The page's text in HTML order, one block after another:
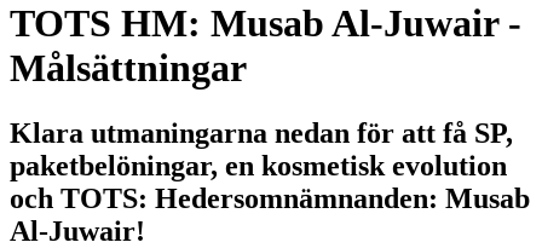
TOTS HM: Musab Al-Juwair -
Målsättningar
Klara utmaningarna nedan för att få SP,
paketbelöningar, en kosmetisk evolution
och TOTS: Hedersomnämnanden: Musab
Al-Juwair!